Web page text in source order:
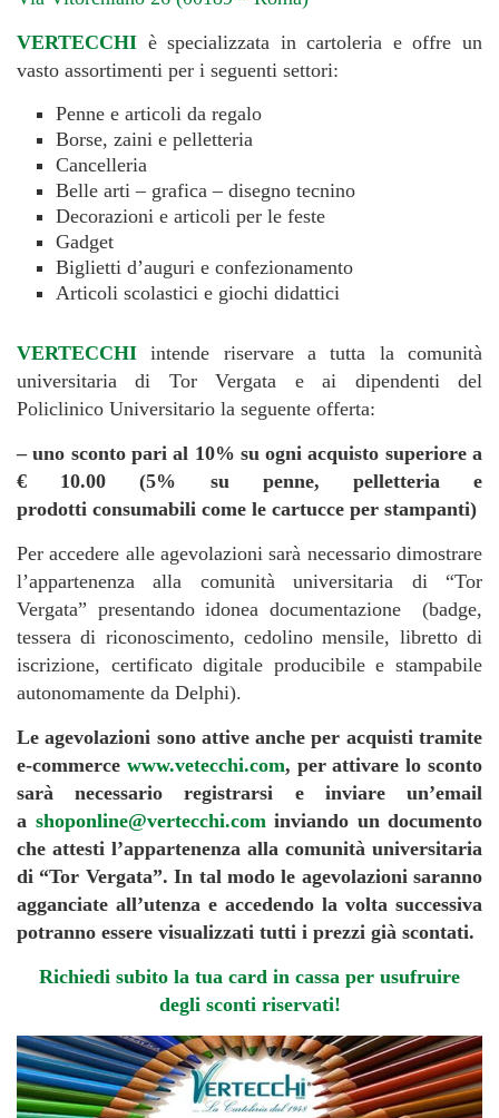
VERTECCHI è specializzata in cartoleria e offre un
vasto assortimenti per i seguenti settori:
Penne e articoli da regalo
Borse, zaini e pelletteria
Cancelleria
Belle arti – grafica – disegno tecnino
Decorazioni e articoli per le feste
Gadget
Biglietti d’auguri e confezionamento
Articoli scolastici e giochi didattici
VERTECCHI intende riservare a tutta la comunità
universitaria di Tor Vergata e ai dipendenti del
Policlinico Universitario la seguente offerta:
– uno sconto pari al 10% su ogni acquisto superiore a
€ 10.00 (5% su penne, pelletteria e
prodotti consumabili come le cartucce per stampanti)
Per accedere alle agevolazioni sarà necessario dimostrare
l’appartenenza alla comunità universitaria di “Tor
Vergata” presentando idonea documentazione (badge,
tessera di riconoscimento, cedolino mensile, libretto di
iscrizione, certificato digitale producibile e stampabile
autonomamente da Delphi).
Le agevolazioni sono attive anche per acquisti tramite
e-commerce www.vetecchi.com, per attivare lo sconto
sarà necessario registrarsi e inviare un’email
a shoponline@vertecchi.cominviando un documento
che attesti l’appartenenza alla comunità universitaria
di “Tor Vergata”. In tal modo le agevolazioni saranno
agganciate all’utenza e accedendo la volta successiva
potranno essere visualizzati tutti i prezzi già scontati.
Richiedi subito la tua card in cassa per usufruire
degli sconti riservati!